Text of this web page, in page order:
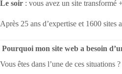
Le soir : vous avez un site transformé
Après 25 ans d’expertise et 1600 sites
Pourquoi mon site web a besoin
Vous êtes dans l’une de ces situations ?